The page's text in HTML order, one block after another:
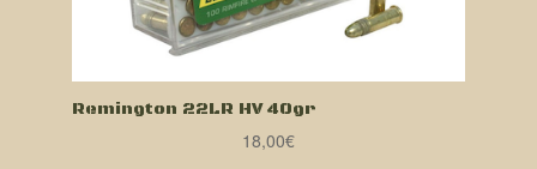
Remington 22LR HV 40gr
18,00€